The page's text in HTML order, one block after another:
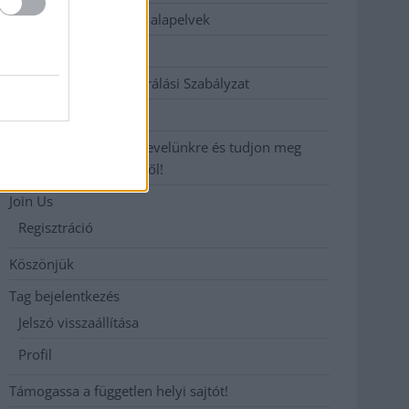
Etikai és függetlenségi alapelvek
Hozzászólási és Moderálási Szabályzat
Iratkozzon fel heti hírlevelünkre és tudjon meg
még többet megyénkről!
Join Us
Regisztráció
Köszönjük
Tag bejelentkezés
Jelszó visszaállítása
Profil
Támogassa a független helyi sajtót!